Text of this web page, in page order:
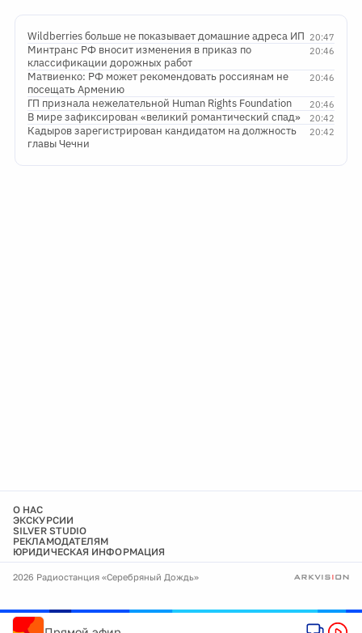
20:47
Wildberries больше не показывает домашние адреса ИП
20:46
Минтранс РФ вносит изменения в приказ по
классификации дорожных работ
20:46
Матвиенко: РФ может рекомендовать россиянам не
посещать Армению
20:46
ГП признала нежелательной Human Rights Foundation
20:42
В мире зафиксирован «великий романтический спад»
20:42
Кадыров зарегистрирован кандидатом на должность
главы Чечни
О НАС
ЭКСКУРСИИ
SILVER STUDIO
РЕКЛАМОДАТЕЛЯМ
ЮРИДИЧЕСКАЯ ИНФОРМАЦИЯ
2026 Радиостанция «Серебряный Дождь»